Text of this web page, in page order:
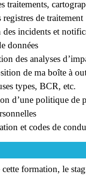
traitements,
registres de traitement
des incidents et
données
des analyses
de ma boîte à
types, BCR, etc.
d’une politique de
et codes de
formation, le